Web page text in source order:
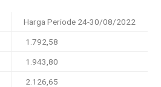
Harga Periode 24-30/08/2022
1.792,58
1.943,80
2.126,65